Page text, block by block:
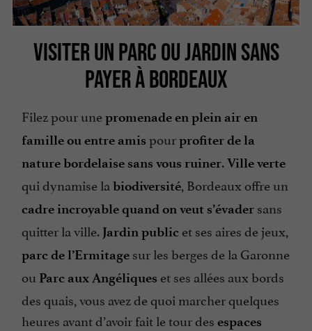
VISITER UN PARC OU JARDIN SANS
PAYER À BORDEAUX
Filez pour unepromenade en plein air en
famille ou entre amis pourprofiter de la
nature bordelaise sans vous ruiner.Ville verte
qui dynamise la biodiversité, Bordeaux offre un
cadre incroyable quand on veut s’évader sans
quitter la ville. Jardin public et ses aires de jeux,
parc de l’Ermitage sur les berges de la Garonne
ou Parc aux Angéliques et ses allées aux bords
des quais, vous avez de quoi marcher quelques
heures avant d’avoir fait le tour des espaces